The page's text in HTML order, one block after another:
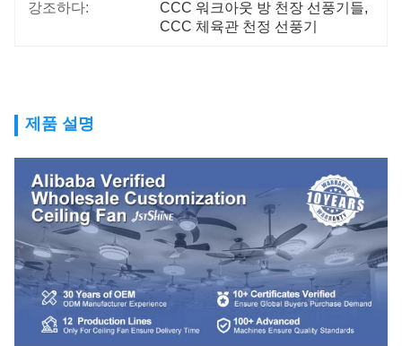
강조하다:
CCC 워크아웃 방 천장 선풍기들,
CCC 체육관 천정 선풍기
제품 설명